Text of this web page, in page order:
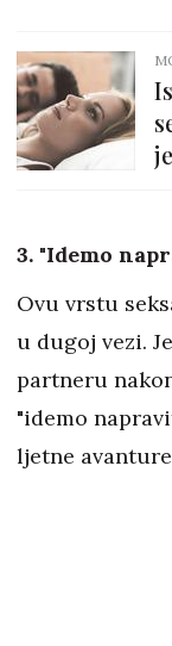
3. "Idemo
Ovu vrstu
u dugoj vezi.
partneru
"idemo
ljetne